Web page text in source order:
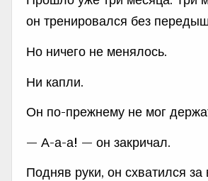
он тренировался без
Но ничего не менялось.
Ни капли.
Он по-прежнему не мог
— А-а-а! — он закричал.
Подняв руки, он схватился за